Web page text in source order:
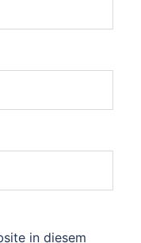
in diesem